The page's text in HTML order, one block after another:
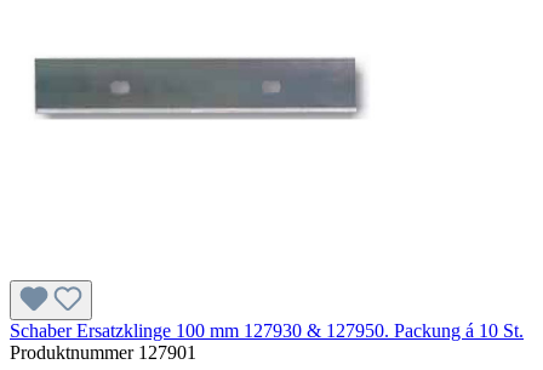
Schaber Ersatzklinge 100 mm 127930 & 127950. Packung á 10 St.
Produktnummer 127901